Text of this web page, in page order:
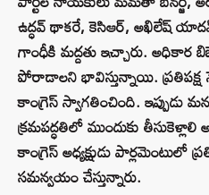
ఉద్ధవ్ థాకరే, కెసిఆర్, అఖిలేష్
గాంధీకి మద్దతు ఇచ్చారు. అధికార
పోరాడాలని భావిస్తున్నాయి. ప్రతిపక్ష
కాంగ్రెస్ స్వాగతించింది. ఇప్పుడు
క్రమపద్ధతిలో ముందుకు
కాంగ్రెస్ అధ్యక్షుడు పార్లమెంటులో
సమన్వయం చేస్తున్నారు.